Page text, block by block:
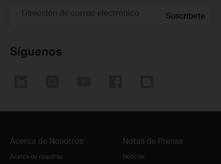
Dirección de correo electrónico Suscríbete
Síguenos
Acerca de Nosotros
Acerca de nosotros
Notas de Prensa
Noticias